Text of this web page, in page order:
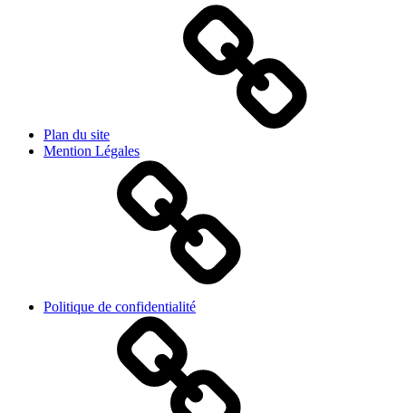
Plan du site
Mention Légales
Politique de confidentialité